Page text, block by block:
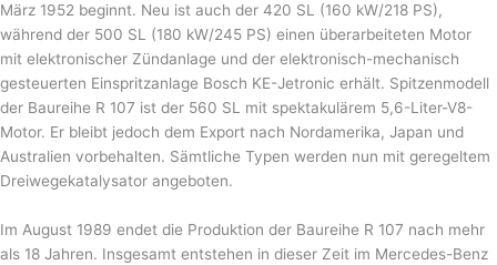
März 1952 beginnt. Neu ist auch der 420 SL (160 kW/218 PS),
während der 500 SL (180 kW/245 PS) einen überarbeiteten Motor
mit elektronischer Zündanlage und der elektronisch-mechanisch
gesteuerten Einspritzanlage Bosch KE-Jetronic erhält. Spitzenmodell
der Baureihe R 107 ist der 560 SL mit spektakulärem 5,6-Liter-V8-
Motor. Er bleibt jedoch dem Export nach Nordamerika, Japan und
Australien vorbehalten. Sämtliche Typen werden nun mit geregeltem
Dreiwegekatalysator angeboten.
Im August 1989 endet die Produktion der Baureihe R 107 nach mehr
als 18 Jahren. Insgesamt entstehen in dieser Zeit im Mercedes-Benz